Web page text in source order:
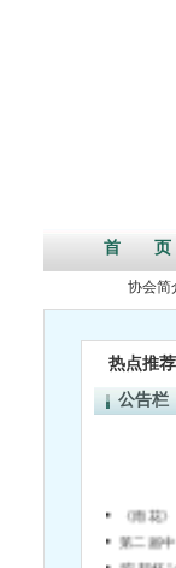
首 页
协会简
热点推荐
公告栏
第二届
“安邦杯